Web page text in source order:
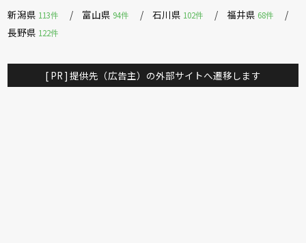
新潟県 113件 富山県 94件 石川県 102件 福井県 68件
長野県 122件
[ PR ] 提供先（広告主）の外部サイトへ遷移します